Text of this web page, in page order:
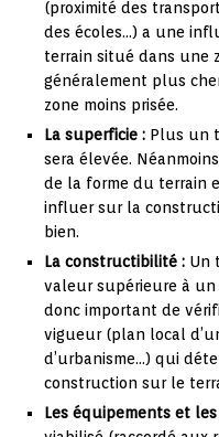
(proximité des
des écoles…) a une
terrain situé dans une
généralement plus
zone moins prisée.
La superficie : Plus un
sera élevée.
de la forme du terrain
influer sur la
bien.
La constructibilité : Un
valeur supérieure à
donc important de
vigueur (plan local
d’urbanisme…) qui
construction sur le
Les équipements et